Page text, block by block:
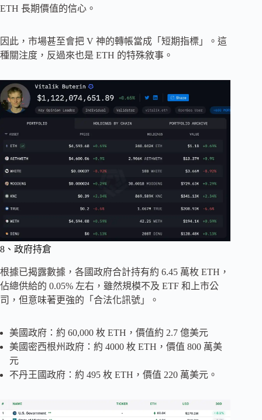
ETH 長期價值的信心。
因此，市場甚至會把 V 神的轉帳當成「短期指標」。這
種關注度，反過來也是 ETH 的特殊敘事。
8、政府持倉
根據已揭露數據，各國政府合計持有約 6.45 萬枚 ETH，
佔總供給的 0.05% 左右，雖然規模不及 ETF 和上市公
司，但意味著更強的「合法化訊號」。
美國政府：約 60,000 枚 ETH，價值約 2.7 億美元
美國密西根州政府：約 4000 枚 ETH，價值 800 萬美
元
不丹王國政府：約 495 枚 ETH，價值 220 萬美元。